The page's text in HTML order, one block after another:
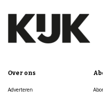
Over ons
Adverteren